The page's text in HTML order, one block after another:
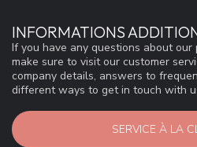
INFORMATIONS
If you have any questions about
make sure to visit our customer
company details, answers to
different ways to get in touch with
SERVICE À LA